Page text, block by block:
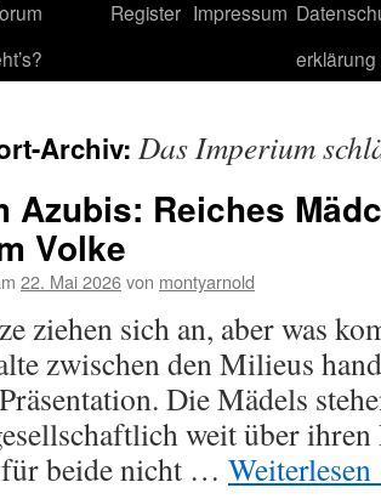
Register Impressum
erklärung
Archiv: Das Imperium
Azubis: Reiches
Volke
22. Mai 2026von montyarnold
ziehen sich an, aber was
zwischen den Milieus
Die Mädels
weit über
für beide nicht … Weiterlesen